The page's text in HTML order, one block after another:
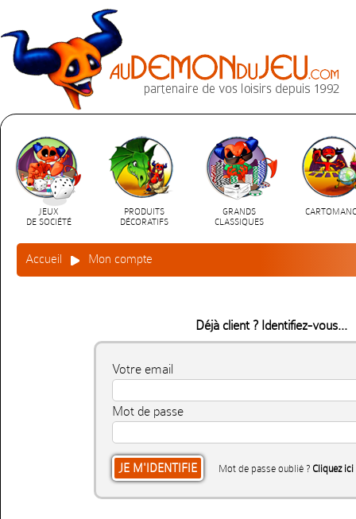
JEUX
DE SOCIÉTÉ
PRODUITS
DÉCORATIFS
GRANDS
CLASSIQUES
Accueil Mon compte
Déjà client ? Identifiez-vous...
Votre email
Mot de passe
Mot de passe oublié ? Cliquez ici